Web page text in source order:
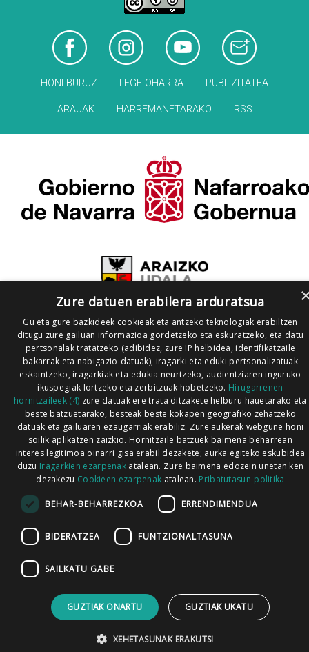
HONI BURUZ LEGE OHARRA PUBLIZITATEA
ARAUAK HARREMANETARAKO RSS
Zure datuen erabilera arduratsua
Gu eta gure bazkideek cookieak eta antzeko teknologiak erabiltzen
ditugu zure gailuan informazioa gordetzeko eta eskuratzeko, eta datu
pertsonalak tratatzeko (adibidez, zure IP helbidea, identifikatzaile
bakarrak eta nabigazio-datuak), iragarki eta eduki pertsonalizatuak
eskaintzeko, iragarkiak eta edukia neurtzeko, audientziaren inguruko
ikuspegiak lortzeko eta zerbitzuak hobetzeko. Hirugarrenen
hornitzaileek (4) zure datuak ere trata ditzakete helburu hauetarako eta
beste batzuetarako, besteak beste kokapen geografiko zehatzeko
datuak eta gailuaren ezaugarriak erabiliz. Zure aukerak webgune honi
soilik aplikatzen zaizkio. Hornitzaile batzuek baimena beharrean
interes legitimoa oinarri gisa erabil dezakete; aurka egiteko eskubidea
duzu Iragarkien ezarpenak atalean. Zure baimena edozein unetan ken
dezakezu Cookieen ezarpenak atalean. Pribatutasun-politika
BEHAR-BEHARREZKOA ERRENDIMENDUA
BIDERATZEA FUNTZIONALTASUNA
SAILKATU GABE
GUZTIAK ONARTU GUZTIAK UKATU
XEHETASUNAK ERAKUTSI